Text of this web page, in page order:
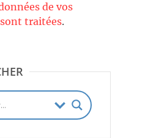
de vos
traitées.